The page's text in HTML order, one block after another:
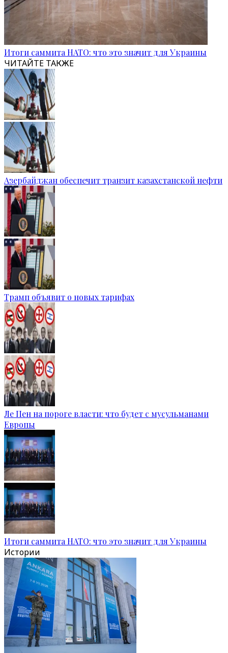
Итоги саммита НАТО: что это значит для Украины
ЧИТАЙТЕ ТАКЖЕ
Азербайджан обеспечит транзит казахстанской нефти
Трамп объявит о новых тарифах
Ле Пен на пороге власти: что будет с мусульманами
Европы
Итоги саммита НАТО: что это значит для Украины
Истории